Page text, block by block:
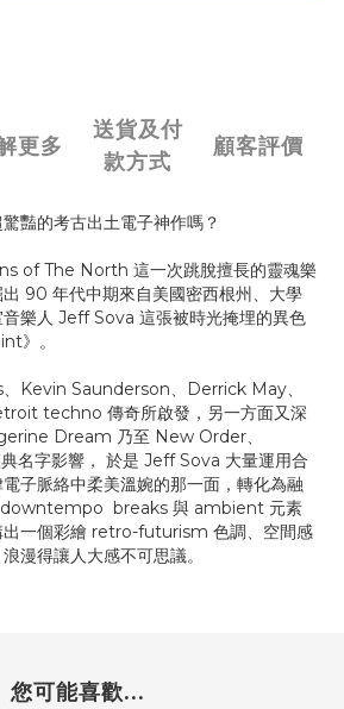
更多
送貨及付
款方式
顧客評價
豔的考古出土電子神作嗎？
of The North 這一次跳脫擅長的靈魂樂
90 年代中期來自美國密西根州、大學
樂人 Jeff Sova 這張被時光掩埋的異色
》。
Kevin Saunderson、Derrick May、
techno 傳奇所啟發，另一方面又深
Dream 乃至 New Order、
名字影響， 於是 Jeff Sova 大量運用合
子脈絡中柔美溫婉的那一面，轉化為融
breaks 與 ambient 元素
出一個彩繪 retro-futurism 色調、空間感
漫得讓人大感不可思議。
您可能喜歡...